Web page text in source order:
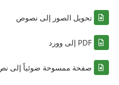
تحويل الصور إلى نصوص
PDF إلى وورد
صفحة ممسوحة ضوئياً إلى نص